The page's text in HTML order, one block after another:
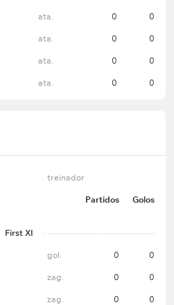
ata. 0 0
ata. 0 0
ata. 0 0
ata. 0 0
treinador
Partidos Golos
First XI
gol. 0 0
zag. 0 0
zag. 0 0